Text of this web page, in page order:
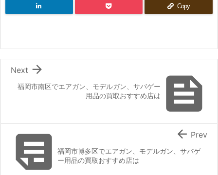
Copy

福岡市南区でエアガン、モデルガン、サバゲー
用品の買取おすすめ店は

Next
福岡市博多区でエアガン、モデルガン、サバゲ
ー用品の買取おすすめ店は
 Prev